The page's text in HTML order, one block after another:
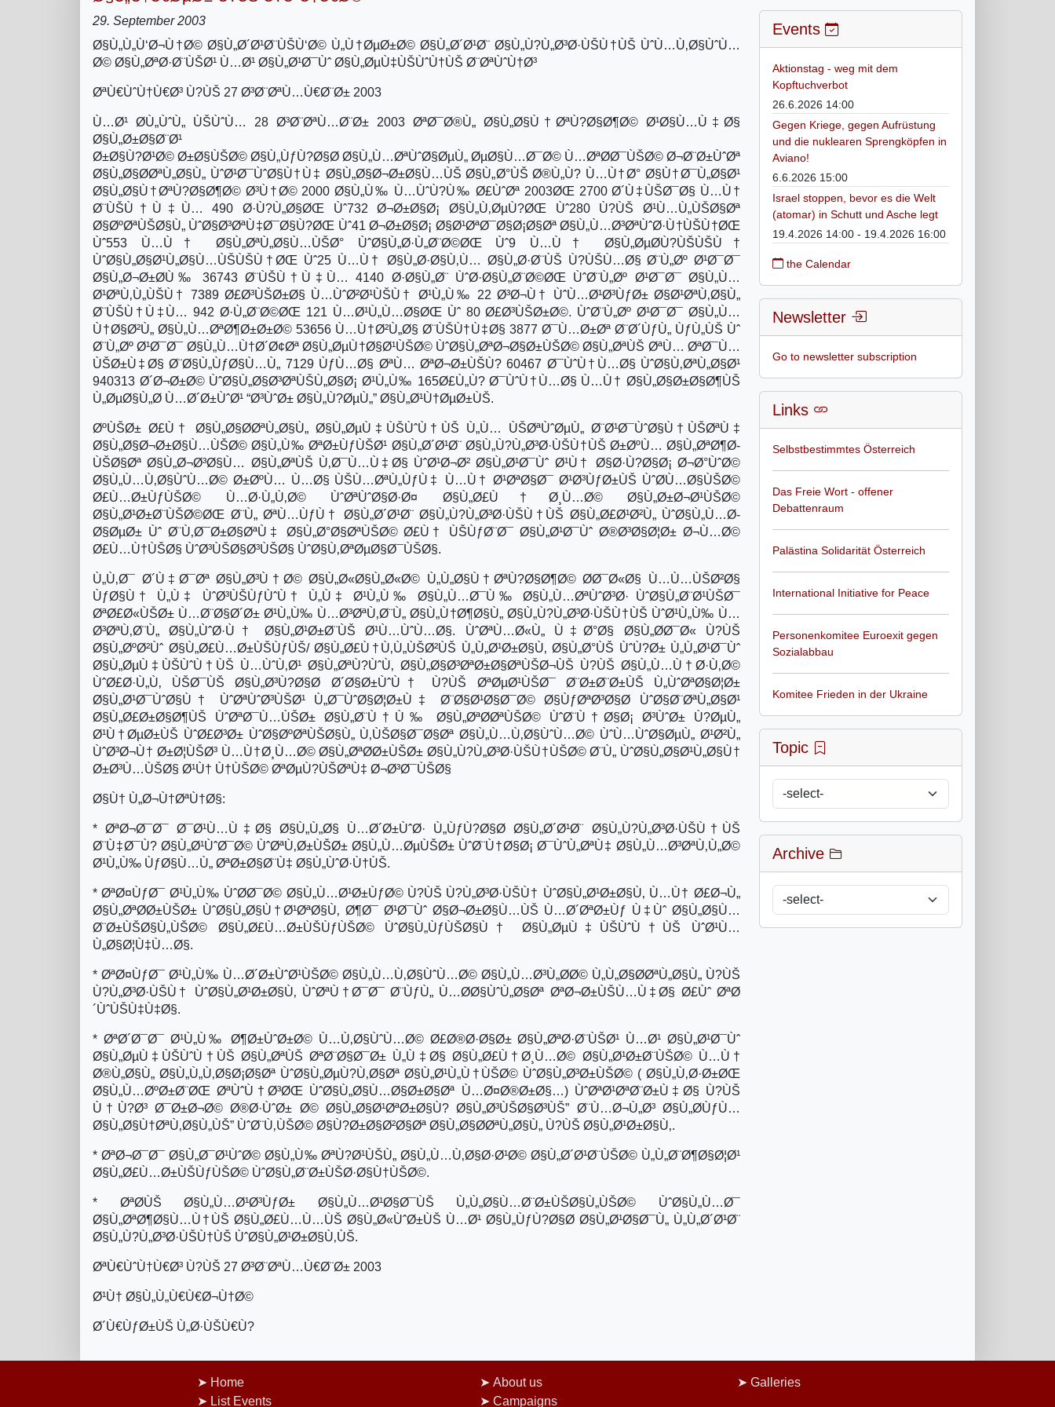
29. September 2003
Ø§Ù„Ù„Ù‘Ø¬Ù†Ø© Ø§Ù„Ø´Ø¹Ø¨ÙŠÙ‘Ø© Ù„Ù†ØµØ±Ø© Ø§Ù„Ø´Ø¹Ø¨ Ø§Ù„Ù?Ù„Ø³Ø·ÙŠÙ†ÙŠ ÙˆÙ…Ù‚Ø§ÙˆÙ…
Ø© Ø§Ù„ØªØ·Ø¨ÙŠØ¹ Ù…Ø¹ Ø§Ù„Ø¹Ø¯Ùˆ Ø§Ù„ØµÙ‡ÙŠÙˆÙ†ÙŠ Ø¨ØªÙˆÙ†Ø³
ØªÙ€ÙˆÙ†Ù€Ø³ Ù?ÙŠ 27 Ø³Ø¨ØªÙ…Ù€Ø¨Ø± 2003
Ù…Ø¹ Ø­Ù„ÙˆÙ„ ÙŠÙˆÙ… 28 Ø³Ø¨ØªÙ…Ø¨Ø± 2003 ØªØ¯Ø®Ù„ Ø§Ù„Ø§Ù†ØªÙ?Ø§Ø¶Ø© Ø¹Ø§Ù…Ù‡Ø§
Ø§Ù„Ø±Ø§Ø¨Ø¹
Ø±Ø§Ù?Ø¹Ø© Ø±Ø§ÙŠØ© Ø§Ù„ÙƒÙ?Ø§Ø­ Ø§Ù„Ù…ØªÙˆØ§ØµÙ„ ØµØ§Ù…Ø¯Ø© Ù…ØªØ­Ø¯ÙŠØ© Ø¬Ø¨Ø±ÙˆØª
Ø§Ù„Ø§Ø­ØªÙ„Ø§Ù„ ÙˆØ¹Ø¯ÙˆØ§Ù†Ù‡ Ø§Ù„Ø§Ø¬Ø±Ø§Ù…ÙŠ Ø§Ù„Ø°ÙŠ Ø®Ù„Ù? Ù…Ù†Ø° Ø§Ù†Ø¯Ù„Ø§Ø¹
Ø§Ù„Ø§Ù†ØªÙ?Ø§Ø¶Ø© Ø³Ù†Ø© 2000 Ø§Ù„Ù‰ Ù…ÙˆÙ?Ù‰ Ø£ÙˆØª 2003ØŒ 2700 Ø´Ù‡ÙŠØ¯Ø§ Ù…Ù†
Ø¨ÙŠÙ†Ù‡Ù… 490 Ø·Ù?Ù„Ø§ØŒ Ùˆ732 Ø¬Ø±Ø§Ø¡ Ø§Ù„Ù‚ØµÙ?ØŒ Ùˆ280 Ù?ÙŠ Ø¹Ù…Ù„ÙŠØ§Øª
Ø§ØºØªÙŠØ§Ù„ ÙˆØ§Ø³ØªÙ‡Ø¯Ø§Ù?ØŒ Ùˆ41 Ø¬Ø±Ø§Ø¡ Ø§Ø¹ØªØ¯Ø§Ø¡Ø§Øª Ø§Ù„Ù…Ø³ØªÙˆØ·Ù†ÙŠÙ†ØŒ
Ùˆ553 Ù…Ù† Ø§Ù„ØªÙ„Ø§Ù…ÙŠØ° ÙˆØ§Ù„Ø·Ù„Ø¨Ø©ØŒ Ùˆ9 Ù…Ù† Ø§Ù„ØµØ­Ù?ÙŠÙŠÙ†
ÙˆØ§Ù„Ø§Ø¹Ù„Ø§Ù…ÙŠÙŠÙ†ØŒ Ùˆ25 Ù…Ù† Ø§Ù„Ø·Ø§Ù‚Ù… Ø§Ù„Ø·Ø¨ÙŠ Ù?ÙŠÙ…Ø§ Ø¨Ù„Øº Ø¹Ø¯Ø¯
Ø§Ù„Ø¬Ø±Ø­Ù‰ 36743 Ø¨ÙŠÙ†Ù‡Ù… 4140 Ø·Ø§Ù„Ø¨ ÙˆØ·Ø§Ù„Ø¨Ø©ØŒ ÙˆØ¨Ù„Øº Ø¹Ø¯Ø¯ Ø§Ù„Ù…
Ø¹ØªÙ‚Ù„ÙŠÙ† 7389 Ø£Ø³ÙŠØ±Ø§ Ù…ÙˆØ²Ø¹ÙŠÙ† Ø¹Ù„Ù‰ 22 Ø³Ø¬Ù† ÙˆÙ…Ø¹Ø³ÙƒØ± Ø§Ø¹ØªÙ‚Ø§Ù„
Ø¨ÙŠÙ†Ù‡Ù… 942 Ø·Ù„Ø¨Ø©ØŒ 121 Ù…Ø¹Ù„Ù…Ø§ØŒ Ùˆ 80 Ø£Ø³ÙŠØ±Ø©. ÙˆØ¨Ù„Øº Ø¹Ø¯Ø¯ Ø§Ù„Ù…
Ù†Ø§Ø²Ù„ Ø§Ù„Ù…ØªØ¶Ø±Ø±Ø© 53656 Ù…Ù†Ø²Ù„Ø§ Ø¨ÙŠÙ†Ù‡Ø§ 3877 Ø¯Ù…Ø±Øª Ø¨Ø´ÙƒÙ„ ÙƒÙ„ÙŠ Ùˆ
Ø¨Ù„Øº Ø¹Ø¯Ø¯ Ø§Ù„Ù…Ù†Ø´Ø¢Øª Ø§Ù„ØµÙ†Ø§Ø¹ÙŠØ© ÙˆØ§Ù„ØªØ¬Ø§Ø±ÙŠØ© Ø§Ù„ØªÙŠ ØªÙ… ØªØ¯Ù…
ÙŠØ±Ù‡Ø§ Ø¨Ø§Ù„ÙƒØ§Ù…Ù„ 7129 ÙƒÙ…Ø§ ØªÙ… ØªØ¬Ø±ÙŠÙ? 60467 Ø¯ÙˆÙ†Ù…Ø§ ÙˆØ§Ù‚ØªÙ„Ø§Ø¹
940313 Ø´Ø¬Ø±Ø© ÙˆØ§Ù„Ø§Ø³ØªÙŠÙ„Ø§Ø¡ Ø¹Ù„Ù‰ 165Ø£Ù„Ù? Ø¯ÙˆÙ†Ù…Ø§ Ù…Ù† Ø§Ù„Ø§Ø±Ø§Ø¶ÙŠ
Ù„ØµØ§Ù„Ø­ Ù…Ø´Ø±ÙˆØ¹ “Ø³ÙˆØ± Ø§Ù„Ù?ØµÙ„” Ø§Ù„Ø¹Ù†ØµØ±ÙŠ.
ØºÙŠØ± Ø£Ù† Ø§Ù„Ø§Ø­ØªÙ„Ø§Ù„ Ø§Ù„ØµÙ‡ÙŠÙˆÙ†ÙŠ Ù„Ù… ÙŠØªÙˆØµÙ„ Ø¨Ø¹Ø¯ÙˆØ§Ù†ÙŠØªÙ‡
Ø§Ù„Ø§Ø¬Ø±Ø§Ù…ÙŠØ© Ø§Ù„Ù‰ ØªØ±ÙƒÙŠØ¹ Ø§Ù„Ø´Ø¹Ø¨ Ø§Ù„Ù?Ù„Ø³Ø·ÙŠÙ†ÙŠ Ø±ØºÙ… Ø§Ù„ØªØ¶Ø­
ÙŠØ§Øª Ø§Ù„Ø¬Ø³Ø§Ù… Ø§Ù„ØªÙŠ Ù‚Ø¯Ù…Ù‡Ø§ ÙˆØ¹Ø¬Ø² Ø§Ù„Ø¹Ø¯Ùˆ Ø¹Ù† Ø§Ø·Ù?Ø§Ø¡ Ø¬Ø°ÙˆØ©
Ø§Ù„Ù…Ù‚Ø§ÙˆÙ…Ø© Ø±ØºÙ… Ù…Ø§ ÙŠÙ…ØªÙ„ÙƒÙ‡ Ù…Ù† Ø¹ØªØ§Ø¯ Ø¹Ø³ÙƒØ±ÙŠ ÙˆØ­Ù…Ø§ÙŠØ©
Ø£Ù…Ø±ÙƒÙŠØ© Ù…Ø·Ù„Ù‚Ø© ÙˆØªÙˆØ§Ø·Ø¤ Ø§Ù„Ø£Ù†Ø¸Ù…Ø© Ø§Ù„Ø±Ø¬Ø¹ÙŠØ©
Ø§Ù„Ø¹Ø±Ø¨ÙŠØ©ØŒ Ø¨Ù„ ØªÙ…ÙƒÙ† Ø§Ù„Ø´Ø¹Ø¨ Ø§Ù„Ù?Ù„Ø³Ø·ÙŠÙ†ÙŠ Ø§Ù„Ø£Ø¹Ø²Ù„ ÙˆØ§Ù„Ù…Ø­
Ø§ØµØ± Ùˆ Ø¨Ù‚Ø¯Ø±Ø§ØªÙ‡ Ø§Ù„Ø°Ø§ØªÙŠØ© Ø£Ù† ÙŠÙƒØ¨Ø¯ Ø§Ù„Ø¹Ø¯Ùˆ Ø®Ø³Ø§Ø¦Ø± Ø¬Ù…Ø©
Ø£Ù…Ù†ÙŠØ§ ÙˆØ³ÙŠØ§Ø³ÙŠØ§ ÙˆØ§Ù‚ØªØµØ§Ø¯ÙŠØ§.
Ù„Ù‚Ø¯ Ø´Ù‡Ø¯Øª Ø§Ù„Ø³Ù†Ø© Ø§Ù„Ø«Ø§Ù„Ø«Ø© Ù„Ù„Ø§Ù†ØªÙ?Ø§Ø¶Ø© Ø­Ø¯Ø«Ø§ Ù…Ù…ÙŠØ²Ø§
ÙƒØ§Ù† Ù„Ù‡ ÙˆØ³ÙŠÙƒÙˆÙ† Ù„Ù‡ Ø¹Ù„Ù‰ Ø§Ù„Ù…Ø¯Ù‰ Ø§Ù„Ù…ØªÙˆØ³Ø· ÙˆØ§Ù„Ø¨Ø¹ÙŠØ¯
ØªØ£Ø«ÙŠØ± Ù…Ø¨Ø§Ø´Ø± Ø¹Ù„Ù‰ Ù…Ø³ØªÙ‚Ø¨Ù„ Ø§Ù„Ù†Ø¶Ø§Ù„ Ø§Ù„Ù?Ù„Ø³Ø·ÙŠÙ†ÙŠ ÙˆØ¹Ù„Ù‰ Ù…
Ø³ØªÙ‚Ø¨Ù„ Ø§Ù„ÙˆØ·Ù† Ø§Ù„Ø¹Ø±Ø¨ÙŠ Ø¹Ù…ÙˆÙ…Ø§. ÙˆØªÙ…Ø«Ù„ Ù‡Ø°Ø§ Ø§Ù„Ø­Ø¯Ø« Ù?ÙŠ
Ø§Ù„ØºØ²Ùˆ Ø§Ù„Ø£Ù…Ø±ÙŠÙƒÙŠ/ Ø§Ù„Ø£Ù†Ù‚Ù„ÙŠØ²ÙŠ Ù„Ù„Ø¹Ø±Ø§Ù‚ Ø§Ù„Ø°ÙŠ ÙˆÙ?Ø± Ù„Ù„Ø¹Ø¯Ùˆ
Ø§Ù„ØµÙ‡ÙŠÙˆÙ†ÙŠ Ù…ÙˆÙ‚Ø¹ Ø§Ù„ØªÙ?ÙˆÙ‚ Ø§Ù„Ø§Ø³ØªØ±Ø§ØªÙŠØ¬ÙŠ Ù?ÙŠ Ø§Ù„Ù…Ù†Ø·Ù‚Ø©
ÙˆØ£Ø·Ù„Ù‚ ÙŠØ¯ÙŠ Ø§Ù„Ø³Ù?Ø§Ø­ Ø´Ø§Ø±ÙˆÙ† Ù?ÙŠ ØªØµØ¹ÙŠØ¯ Ø¨Ø±Ø¨Ø±ÙŠ Ù„ÙˆØªØ§Ø¦Ø±
Ø§Ù„Ø¹Ø¯ÙˆØ§Ù† ÙˆØªÙˆØ³ÙŠØ¹ Ù„Ø¯ÙˆØ§Ø¦Ø±Ù‡ Ø¨Ø§Ø¹Ø§Ø¯Ø© Ø§ÙƒØªØ³Ø§Ø­ ÙˆØ§Ø¨ØªÙ„Ø§Ø¹
Ø§Ù„Ø£Ø±Ø§Ø¶ÙŠ ÙˆØªØ¯Ù…ÙŠØ± Ø§Ù„Ø¨Ù†Ù‰ Ø§Ù„ØªØ­ØªÙŠØ© ÙˆØ¨Ù†Ø§Ø¡ Ø³ÙˆØ± Ù?ØµÙ„
Ø¹Ù†ØµØ±ÙŠ ÙˆØ£Ø³Ø± ÙˆØ§ØºØªÙŠØ§Ù„ Ù‚ÙŠØ§Ø¯Ø§Øª Ø§Ù„Ù…Ù‚Ø§ÙˆÙ…Ø© ÙˆÙ…ÙˆØ§ØµÙ„ Ø¹Ø²Ù„
ÙˆØ³Ø¬Ù† Ø±Ø¦ÙŠØ³ Ù…Ù†Ø¸Ù…Ø© Ø§Ù„ØªØ­Ø±ÙŠØ± Ø§Ù„Ù?Ù„Ø³Ø·ÙŠÙ†ÙŠØ© Ø¨Ù„ ÙˆØ§Ù„Ø§Ø¹Ù„Ø§Ù†
Ø±Ø³Ù…ÙŠØ§ Ø¹Ù† Ù†ÙŠØ© ØªØµÙ?ÙŠØªÙ‡ Ø¬Ø³Ø¯ÙŠØ§
Ø§Ù† Ù„Ø¬Ù†ØªÙ†Ø§:
* ØªØ¬Ø¯Ø¯ Ø¯Ø¹Ù…Ù‡Ø§ Ø§Ù„Ù„Ø§ Ù…Ø´Ø±ÙˆØ· Ù„ÙƒÙ?Ø§Ø­ Ø§Ù„Ø´Ø¹Ø¨ Ø§Ù„Ù?Ù„Ø³Ø·ÙŠÙ†ÙŠ
Ø¨Ù‡Ø¯Ù? Ø§Ù„Ø¹ÙˆØ¯Ø© ÙˆØªÙ‚Ø±ÙŠØ± Ø§Ù„Ù…ØµÙŠØ± ÙˆØ¨Ù†Ø§Ø¡ Ø¯ÙˆÙ„ØªÙ‡ Ø§Ù„Ù…Ø³ØªÙ‚Ù„Ø©
Ø¹Ù„Ù‰ ÙƒØ§Ù…Ù„ ØªØ±Ø§Ø¨Ù‡ Ø§Ù„ÙˆØ·Ù†ÙŠ.
* ØªØ¤ÙƒØ¯ Ø¹Ù„Ù‰ ÙˆØ­Ø¯Ø© Ø§Ù„Ù…Ø¹Ø±ÙƒØ© Ù?ÙŠ Ù?Ù„Ø³Ø·ÙŠÙ† ÙˆØ§Ù„Ø¹Ø±Ø§Ù‚ Ù…Ù† Ø£Ø¬Ù„
Ø§Ù„ØªØ­Ø±ÙŠØ± ÙˆØ§Ù„Ø§Ù†Ø¹ØªØ§Ù‚ Ø¶Ø¯ Ø¹Ø¯Ùˆ Ø§Ø¬Ø±Ø§Ù…ÙŠ Ù…Ø´ØªØ±Ùƒ Ù‡Ùˆ Ø§Ù„Ø§Ù…
Ø¨Ø±ÙŠØ§Ù„ÙŠØ© Ø§Ù„Ø£Ù…Ø±ÙŠÙƒÙŠØ© ÙˆØ§Ù„ÙƒÙŠØ§Ù† Ø§Ù„ØµÙ‡ÙŠÙˆÙ†ÙŠ ÙˆØ¹Ù…
Ù„Ø§Ø¦Ù‡Ù…Ø§.
* ØªØ¤ÙƒØ¯ Ø¹Ù„Ù‰ Ù…Ø´Ø±ÙˆØ¹ÙŠØ© Ø§Ù„Ù…Ù‚Ø§ÙˆÙ…Ø© Ø§Ù„Ù…Ø³Ù„Ø­Ø© Ù„Ù„Ø§Ø­ØªÙ„Ø§Ù„ Ù?ÙŠ
Ù?Ù„Ø³Ø·ÙŠÙ† ÙˆØ§Ù„Ø¹Ø±Ø§Ù‚ ÙˆØªÙ†Ø¯Ø¯ Ø¨ÙƒÙ„ Ù…Ø­Ø§ÙˆÙ„Ø§Øª ØªØ¬Ø±ÙŠÙ…Ù‡Ø§ Ø£Ùˆ ØªØ
´ÙˆÙŠÙ‡Ù‡Ø§.
* ØªØ´Ø¯Ø¯ Ø¹Ù„Ù‰ Ø¶Ø±ÙˆØ±Ø© Ù…Ù‚Ø§ÙˆÙ…Ø© Ø£Ø®Ø·Ø§Ø± Ø§Ù„ØªØ·Ø¨ÙŠØ¹ Ù…Ø¹ Ø§Ù„Ø¹Ø¯Ùˆ
Ø§Ù„ØµÙ‡ÙŠÙˆÙ†ÙŠ Ø§Ù„ØªÙŠ ØªØ¨Ø§Ø¯Ø± Ù„Ù‡Ø§ Ø§Ù„Ø£Ù†Ø¸Ù…Ø© Ø§Ù„Ø¹Ø±Ø¨ÙŠØ© Ù…Ù†
Ø®Ù„Ø§Ù„ Ø§Ù„Ù„Ù‚Ø§Ø¡Ø§Øª ÙˆØ§Ù„ØµÙ?Ù‚Ø§Øª Ø§Ù„Ø¹Ù„Ù†ÙŠØ© ÙˆØ§Ù„Ø³Ø±ÙŠØ© ( Ø§Ù„Ù‚Ø·Ø±ØŒ
Ø§Ù„Ù…ØºØ±Ø¨ØŒ ØªÙˆÙ†Ø³ØŒ ÙˆØ§Ù„Ø§Ù…Ø§Ø±Ø§Øª Ù…Ø¤Ø®Ø±Ø§…) ÙˆØªØ¹ØªØ¨Ø±Ù‡Ø§ Ù?ÙŠ
Ù†Ù?Ø³ Ø¯Ø±Ø¬Ø© Ø®Ø·ÙˆØ± Ø© Ø§Ù„Ø§Ø¹ØªØ±Ø§Ù? Ø§Ù„Ø³ÙŠØ§Ø³ÙŠ” Ø¨Ù…Ø¬Ù„Ø³ Ø§Ù„Ø­ÙƒÙ…
Ø§Ù„Ø§Ù†ØªÙ‚Ø§Ù„ÙŠ” ÙˆØ¨Ù‚ÙŠØ© Ø§Ù?Ø±Ø§Ø²Ø§Øª Ø§Ù„Ø§Ø­ØªÙ„Ø§Ù„ Ù?ÙŠ Ø§Ù„Ø¹Ø±Ø§Ù‚.
* ØªØ¬Ø¯Ø¯ Ø§Ù„Ø¯Ø¹ÙˆØ© Ø§Ù„Ù‰ ØªÙ?Ø¹ÙŠÙ„ Ø§Ù„Ù…Ù‚Ø§Ø·Ø¹Ø© Ø§Ù„Ø´Ø¹Ø¨ÙŠØ© Ù„Ù„Ø¨Ø¶Ø§Ø¦Ø¹
Ø§Ù„Ø£Ù…Ø±ÙŠÙƒÙŠØ© ÙˆØ§Ù„Ø¨Ø±ÙŠØ·Ø§Ù†ÙŠØ©.
* ØªØ­ÙŠ Ø§Ù„Ù…Ø¹Ø³ÙƒØ± Ø§Ù„Ù…Ø¹Ø§Ø¯ÙŠ Ù„Ù„Ø§Ù…Ø¨Ø±ÙŠØ§Ù„ÙŠØ© ÙˆØ§Ù„Ù…Ø¯
Ø§Ù„ØªØ¶Ø§Ù…Ù†ÙŠ Ø§Ù„Ø£Ù…Ù…ÙŠ Ø§Ù„Ø«ÙˆØ±ÙŠ Ù…Ø¹ Ø§Ù„ÙƒÙ?Ø§Ø­ Ø§Ù„Ø¹Ø§Ø¯Ù„ Ù„Ù„Ø´Ø¹Ø¨
Ø§Ù„Ù?Ù„Ø³Ø·ÙŠÙ†ÙŠ ÙˆØ§Ù„Ø¹Ø±Ø§Ù‚ÙŠ.
ØªÙ€ÙˆÙ†Ù€Ø³ Ù?ÙŠ 27 Ø³Ø¨ØªÙ…Ù€Ø¨Ø± 2003
Ø¹Ù† Ø§Ù„Ù„Ù€Ù€Ø¬Ù†Ø©
Ø´Ù€ÙƒØ±ÙŠ Ù„Ø·ÙŠÙ€Ù?
Events
Aktionstag - weg mit dem
Kopftuchverbot
26.6.2026 14:00
Gegen Kriege, gegen Aufrüstung
und die nuklearen Sprengköpfen in
Aviano!
6.6.2026 15:00
Israel stoppen, bevor es die Welt
(atomar) in Schutt und Asche legt
19.4.2026 14:00 - 19.4.2026 16:00
the Calendar
Newsletter
Go to newsletter subscription
Links
Selbstbestimmtes Österreich
Das Freie Wort - offener
Debattenraum
Palästina Solidarität Österreich
International Initiative for Peace
Personenkomitee Euroexit gegen
Sozialabbau
Komitee Frieden in der Ukraine
Topic
Archive
Home
List Events
About us
Campaigns
Galleries